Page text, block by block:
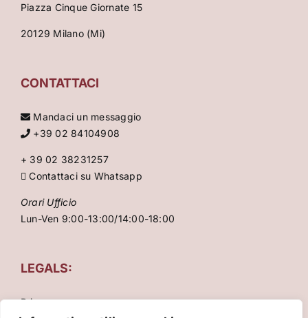
Piazza Cinque Giornate 15
20129 Milano (Mi)
CONTATTACI
Mandaci un messaggio
+39 02 84104908
+ 39 02 38231257
Contattaci su Whatsapp
Orari Ufficio
Lun-Ven 9:00-13:00/14:00-18:00
LEGALS:
Privacy